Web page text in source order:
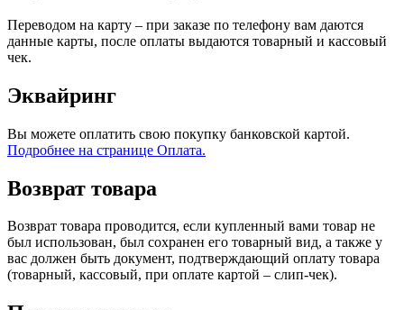
Переводом на карту – при заказе по телефону вам даются
данные карты, после оплаты выдаются товарный и кассовый
чек.
Эквайринг
Вы можете оплатить свою покупку банковской картой.
Подробнее на странице Оплата.
Возврат товара
Возврат товара проводится, если купленный вами товар не
был использован, был сохранен его товарный вид, а также у
вас должен быть документ, подтверждающий оплату товара
(товарный, кассовый, при оплате картой – слип-чек).